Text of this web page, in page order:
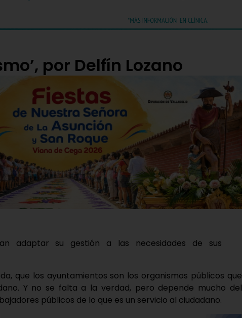
por Delfín Lozano
adaptar su gestión a las necesidades de sus
que los ayuntamientos son los organismos públicos que
Y no se falta a la verdad, pero depende mucho del
públicos de lo que es un servicio al ciudadano.